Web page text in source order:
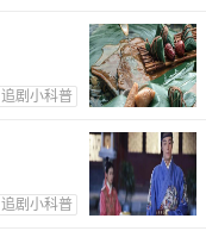
追剧小科普
追剧小科普